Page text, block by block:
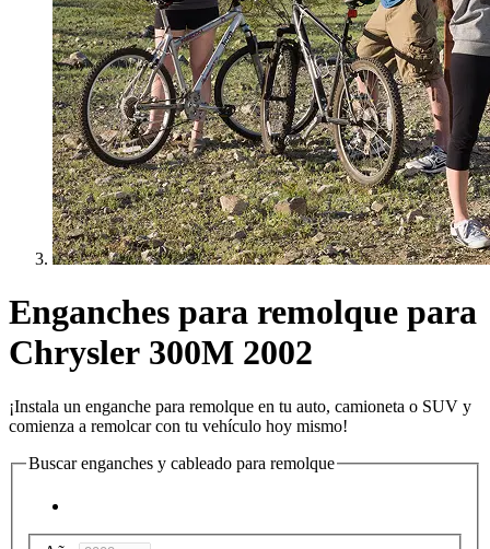
Enganches para remolque para
Chrysler 300M 2002
¡Instala un enganche para remolque en tu auto, camioneta o SUV y
comienza a remolcar con tu vehículo hoy mismo!
Buscar enganches y cableado para remolque